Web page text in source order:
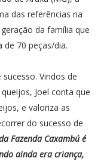
das referências na
da família que
70 peças/dia.
Vindos de
Joel conta que
e valoriza as
do sucesso de
Fazenda Caxambú é
ainda era criança,